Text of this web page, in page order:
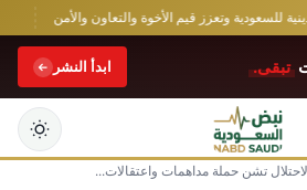
وتعزز قيم الأخوة والتعاون والأمن
تبقى. ابدأ النشر
تشن حملة مداهمات واعتقالات...